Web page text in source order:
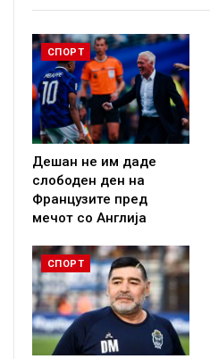
СПОРТ
Дешан не им даде
слободен ден на
Французите пред
мечот со Англија
СПОРТ